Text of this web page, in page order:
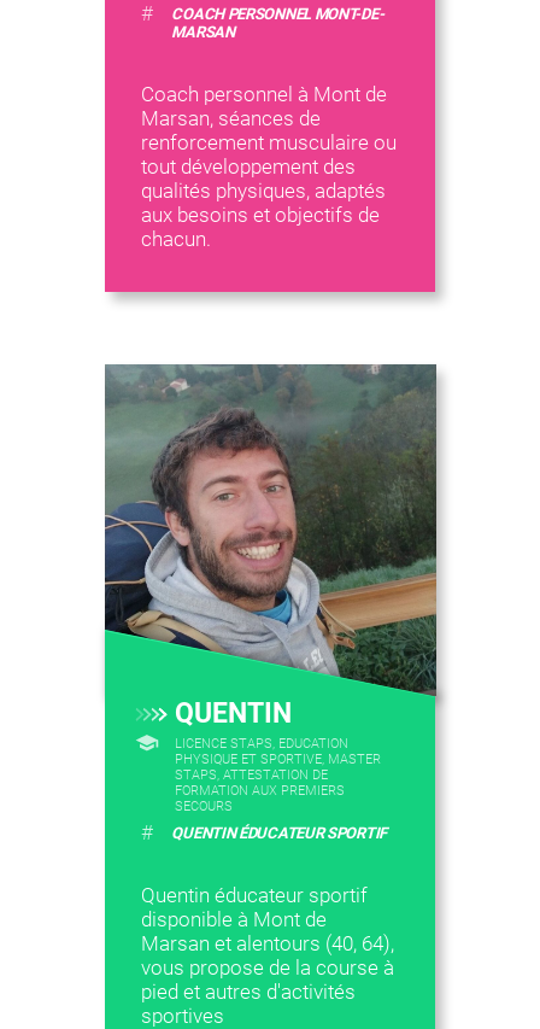
#
COACH PERSONNEL MONT-DE-
MARSAN
Coach personnel à Mont de
Marsan, séances de
renforcement musculaire ou
tout développement des
qualités physiques, adaptés
aux besoins et objectifs de
chacun.
QUENTIN
LICENCE STAPS, EDUCATION
PHYSIQUE ET SPORTIVE, MASTER
STAPS, ATTESTATION DE
FORMATION AUX PREMIERS
SECOURS
# QUENTIN ÉDUCATEUR SPORTIF
Quentin éducateur sportif
disponible à Mont de
Marsan et alentours (40, 64),
vous propose de la course à
pied et autres d'activités
sportives